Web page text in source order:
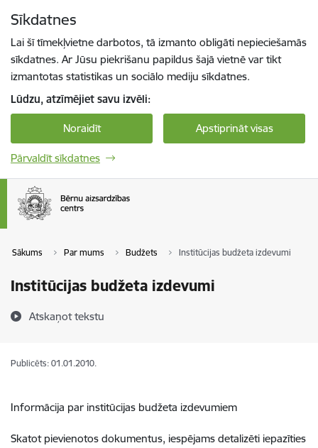
Sīkdatnes
Lai šī tīmekļvietne darbotos, tā izmanto obligāti nepieciešamās
sīkdatnes. Ar Jūsu piekrišanu papildus šajā vietnē var tikt
izmantotas statistikas un sociālo mediju sīkdatnes.
Lūdzu, atzīmējiet savu izvēli:
Noraidīt Apstiprināt visas
Pārvaldīt sīkdatnes
Sākums Par mums Budžets Institūcijas budžeta izdevumi
Institūcijas budžeta izdevumi
Atskaņot tekstu
Publicēts: 01.01.2010.
Informācija par institūcijas budžeta izdevumiem
Skatot pievienotos dokumentus, iespējams detalizēti iepazīties